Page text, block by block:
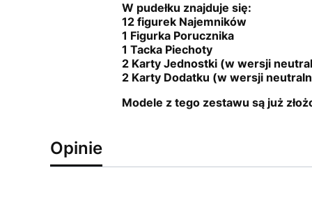
W pudełku znajduje się:
12 figurek Najemników
1 Figurka Porucznika
1 Tacka Piechoty
2 Karty Jednostki (w wersji
2 Karty Dodatku (w wersji
Modele z tego zestawu są już
Opinie